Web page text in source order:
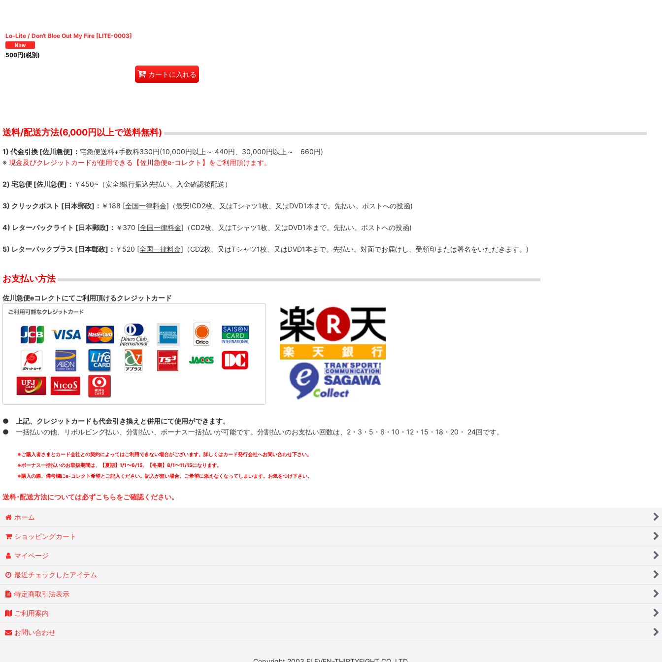
Lo-Lite / Don't Bloe Out My Fire [LITE-0003]
500円(税別)
カートに入れる
送料/配送方法(6,000円以上で送料無料)
1) 代金引換 [佐川急便]： 宅急便送料+手数料330円(10,000円以上～ 440円、30,000円以上～ 660円)
※ 現金及びクレジットカードが使用できる【佐川急便e-コレクト】をご利用頂けます。
2) 宅急便 [佐川急便]： ￥450~（安全!銀行振込先払い、入金確認後配送）
3) クリックポスト [日本郵政]： ￥188 [全国一律料金] （最安!CD2枚、又はTシャツ1枚、又はDVD1本まで。先払い。ポストへの投函)
4) レターパックライト [日本郵政]： ￥370 [全国一律料金] （CD2枚、又はTシャツ1枚、又はDVD1本まで。先払い。ポストへの投函)
5) レターパックプラス [日本郵政]： ￥520 [全国一律料金] （CD2枚、又はTシャツ1枚、又はDVD1本まで。先払い。対面でお届けし、受領印または署名をいただきます。)
お支払い方法
佐川急便eコレクトにてご利用頂けるクレジットカード
● 上記、クレジットカードも代金引き換えと併用にて使用ができます。
● 一括払いの他、リボルビング払い、分割払い、ボーナス一括払いが可能です。分割払いのお支払い回数は、2・3・5・6・10・12・15・18・20・ 24回です。
※ご購入者さまとカード会社との契約によってはご利用できない場合がございます。詳しくはカード発行会社へお問い合わせ下さい。
※ボーナス一括払いのお取扱期間は、【夏期】1/1〜6/15、【冬期】8/1〜11/15になります。
※購入の際、備考欄にe-コレクト希望とご記入ください。記入が無い場合、ご希望に添えなくなってしまいます。お気をつけ下さい。
送料･配送方法については必ずこちらをご確認ください。
ホーム
ショッピングカート
マイページ
最近チェックしたアイテム
特定商取引法表示
ご利用案内
お問い合わせ